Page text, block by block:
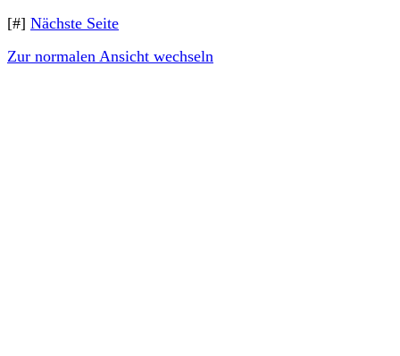
[#] Nächste Seite
Zur normalen Ansicht wechseln